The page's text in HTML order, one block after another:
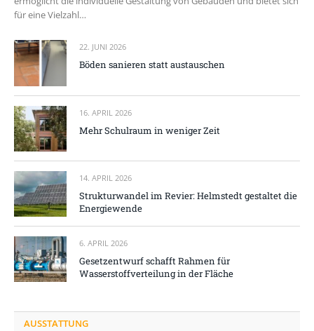
für eine Vielzahl…
22. JUNI 2026
Böden sanieren statt austauschen
16. APRIL 2026
Mehr Schulraum in weniger Zeit
14. APRIL 2026
Strukturwandel im Revier: Helmstedt gestaltet die
Energiewende
6. APRIL 2026
Gesetzentwurf schafft Rahmen für
Wasserstoffverteilung in der Fläche
AUSSTATTUNG